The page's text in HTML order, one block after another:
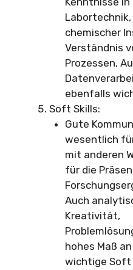
chemischer
Verständnis
Prozessen,
ebenfalls
Soft Skills:
Gute
wesentlich
mit anderen
für die
Auch
Kreativität,
hohes Maß
wichtige Soft